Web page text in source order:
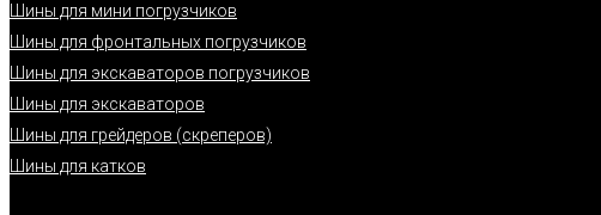
Шины для мини погрузчиков
Шины для фронтальных погрузчиков
Шины для экскаваторов погрузчиков
Шины для экскаваторов
Шины для грейдеров (скреперов)
Шины для катков